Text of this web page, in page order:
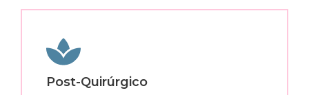
Post-Quirúrgico